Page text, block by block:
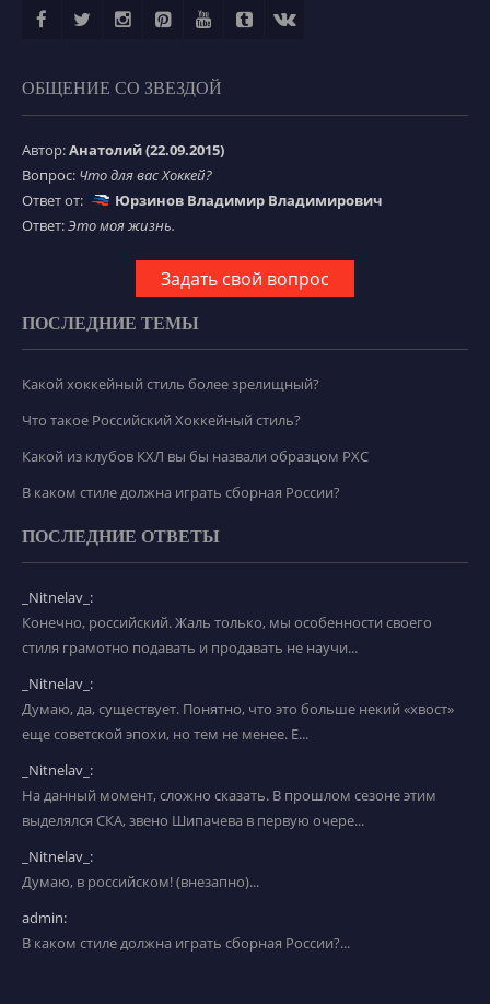
ОБЩЕНИЕ СО ЗВЕЗДОЙ
Автор:Анатолий (22.09.2015)
Вопрос: Что для вас Хоккей?
Ответ от:
Юрзинов Владимир Владимирович
Ответ:Это моя жизнь.
Задать свой вопрос
ПОСЛЕДНИЕ ТЕМЫ
Какой хоккейный стиль более зрелищный?
Что такое Российский Хоккейный стиль?
Какой из клубов КХЛ вы бы назвали образцом РХС
В каком стиле должна играть сборная России?
ПОСЛЕДНИЕ ОТВЕТЫ
_Nitnelav_:
Конечно, российский. Жаль только, мы особенности своего
стиля грамотно подавать и продавать не научи...
_Nitnelav_:
Думаю, да, существует. Понятно, что это больше некий «хвост»
еще советской эпохи, но тем не менее. Е...
_Nitnelav_:
На данный момент, сложно сказать. В прошлом сезоне этим
выделялся СКА, звено Шипачева в первую очере...
_Nitnelav_:
Думаю, в российском! (внезапно)...
admin:
В каком стиле должна играть сборная России?...